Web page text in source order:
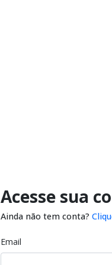
Acesse sua
Ainda não tem conta?
Email